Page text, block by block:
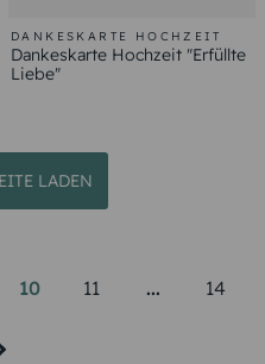
DANKESKARTE HOCHZEIT
Dankeskarte Hochzeit "Erfüllte
Liebe"
LADEN
10 11 ... 14